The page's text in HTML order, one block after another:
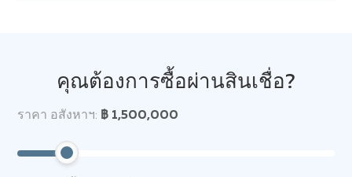
คุณต้องการซื้อผ่านสินเชื่อ?
ราคา อสังหาฯ: ฿ 1,500,000